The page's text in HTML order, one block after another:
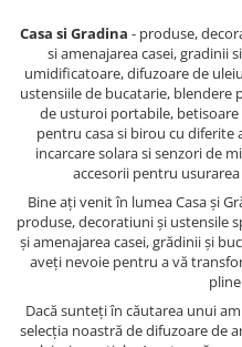
Casa si Gradina - produse,
si amenajarea casei, gradinii
umidificatoare, difuzoare de
ustensiile de bucatarie, blendere
de usturoi portabile,
pentru casa si birou cu diferite
incarcare solara si senzori de
accesorii pentru
Bine ați venit în lumea Casa și
produse, decoratiuni și ustensile
și amenajarea casei, grădinii și
aveți nevoie pentru a vă
Dacă sunteți în căutarea unui
selecția noastră de difuzoare de